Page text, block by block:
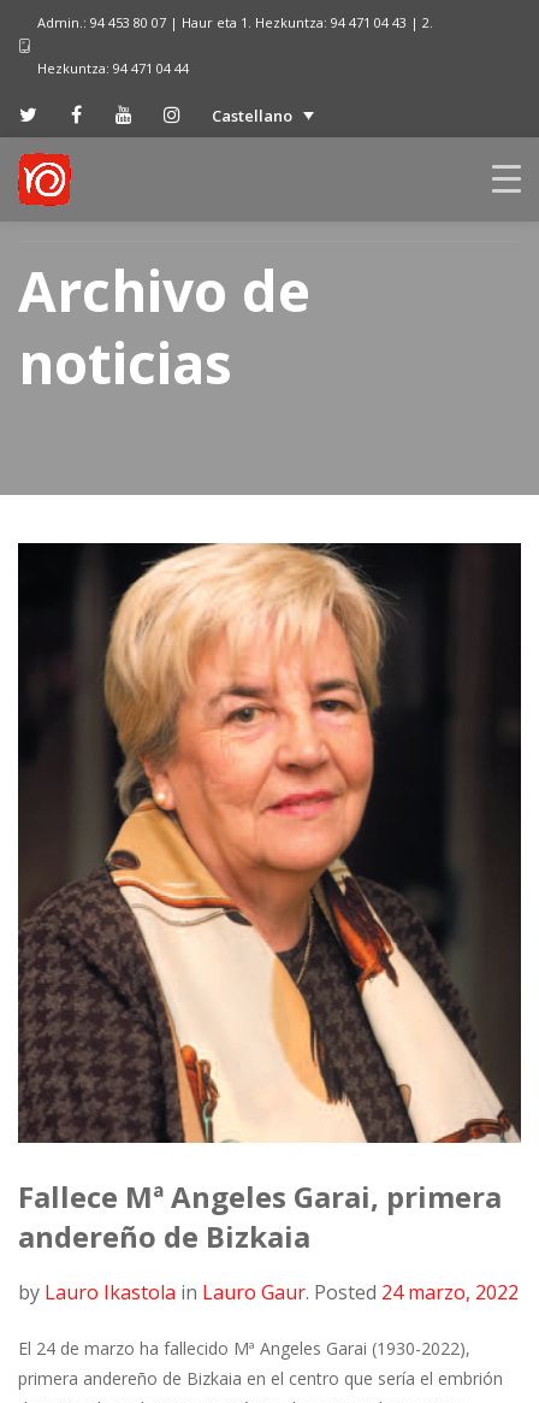
Admin.: 94 453 80 07 | Haur eta 1. Hezkuntza: 94 471 04 43 | 2.
Hezkuntza: 94 471 04 44
Castellano
Archivo de
noticias
Fallece Mª Angeles Garai, primera
andereño de Bizkaia
by Lauro Ikastola in Lauro Gaur. Posted 24 marzo, 2022
El 24 de marzo ha fallecido Mª Angeles Garai (1930-2022),
primera andereño de Bizkaia en el centro que sería el embrión